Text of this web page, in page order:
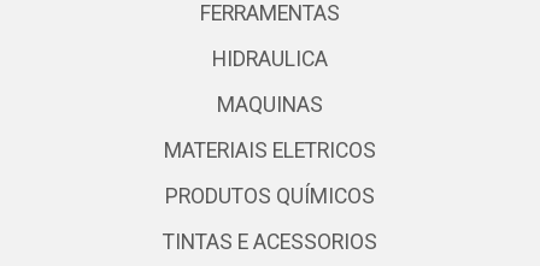
FERRAMENTAS
HIDRAULICA
MAQUINAS
MATERIAIS ELETRICOS
PRODUTOS QUÍMICOS
TINTAS E ACESSORIOS